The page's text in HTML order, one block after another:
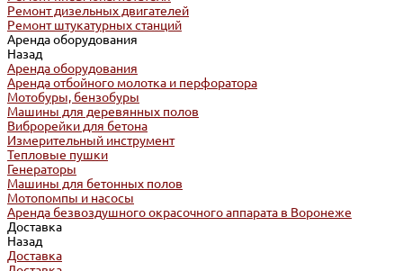
Ремонт дизельных двигателей
Ремонт штукатурных станций
Аренда оборудования
Назад
Аренда оборудования
Аренда отбойного молотка и перфоратора
Мотобуры, бензобуры
Машины для деревянных полов
Виброрейки для бетона
Измерительный инструмент
Тепловые пушки
Генераторы
Машины для бетонных полов
Мотопомпы и насосы
Аренда безвоздушного окрасочного аппарата в Воронеже
Доставка
Назад
Доставка